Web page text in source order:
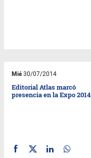
Mié30/07/2014
Editorial Atlas marcó
presencia en la Expo 2014